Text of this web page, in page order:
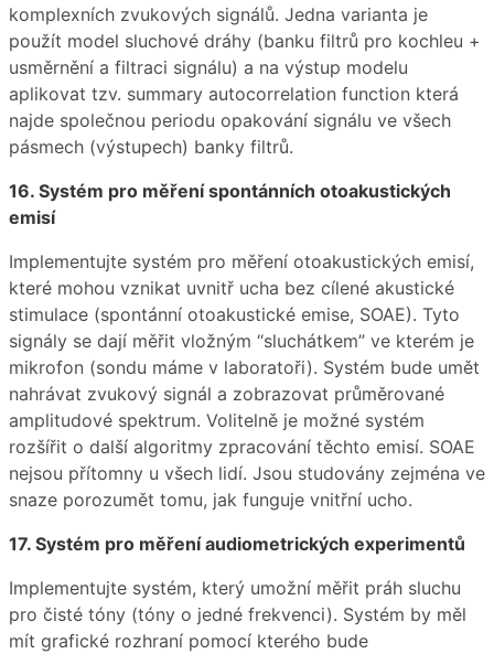
komplexních zvukových signálů. Jedna varianta je
použít model sluchové dráhy (banku filtrů pro kochleu +
usměrnění a filtraci signálu) a na výstup modelu
aplikovat tzv. summary autocorrelation function která
najde společnou periodu opakování signálu ve všech
pásmech (výstupech) banky filtrů.
16. Systém pro měření spontánních otoakustických
emisí
Implementujte systém pro měření otoakustických emisí,
které mohou vznikat uvnitř ucha bez cílené akustické
stimulace (spontánní otoakustické emise, SOAE). Tyto
signály se dají měřit vložným “sluchátkem” ve kterém je
mikrofon (sondu máme v laboratoři). Systém bude umět
nahrávat zvukový signál a zobrazovat průměrované
amplitudové spektrum. Volitelně je možné systém
rozšířit o další algoritmy zpracování těchto emisí. SOAE
nejsou přítomny u všech lidí. Jsou studovány zejména ve
snaze porozumět tomu, jak funguje vnitřní ucho.
17. Systém pro měření audiometrických experimentů
Implementujte systém, který umožní měřit práh sluchu
pro čisté tóny (tóny o jedné frekvenci). Systém by měl
mít grafické rozhraní pomocí kterého bude